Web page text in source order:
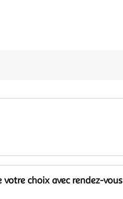
choix avec rendez-vous